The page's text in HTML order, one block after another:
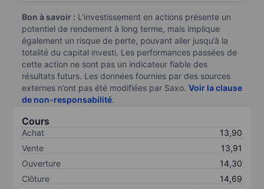
Bon à savoir : L’investissement en actions présente un
potentiel de rendement à long terme, mais implique
également un risque de perte, pouvant aller jusqu’à la
totalité du capital investi. Les performances passées de
cette action ne sont pas un indicateur fiable des
résultats futurs. Les données fournies par des sources
externes n’ont pas été modifiées par Saxo. Voir la clause
de non-responsabilité.
Cours
Achat
13,90
Vente
13,91
Ouverture
14,30
Clôture
14,69